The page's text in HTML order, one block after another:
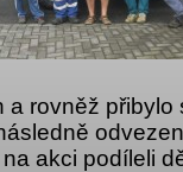
a rovněž
na akci podíleli